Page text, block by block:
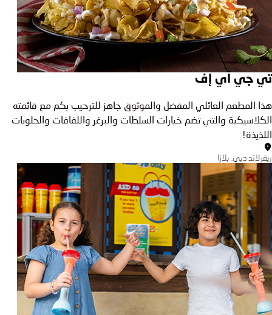
تي جي آي إف
هذا المطعم العائلي المفضل والموثوق جاهز للترحيب بكم مع قائمته
الكلاسيكية والتي تضم خيارات السلطات والبرغر واللفافات والحلويات
اللذيذة!
ريفرلاند دبي, بلازا